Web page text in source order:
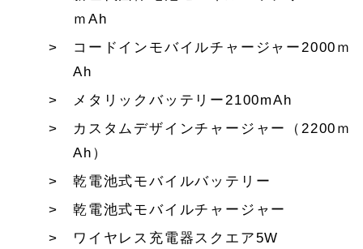
ｍAh
コードインモバイルチャージャー2000ｍ
Ah
メタリックバッテリー2100mAh
カスタムデザインチャージャー（2200ｍ
Ah）
乾電池式モバイルバッテリー
乾電池式モバイルチャージャー
ワイヤレス充電器スクエア5W